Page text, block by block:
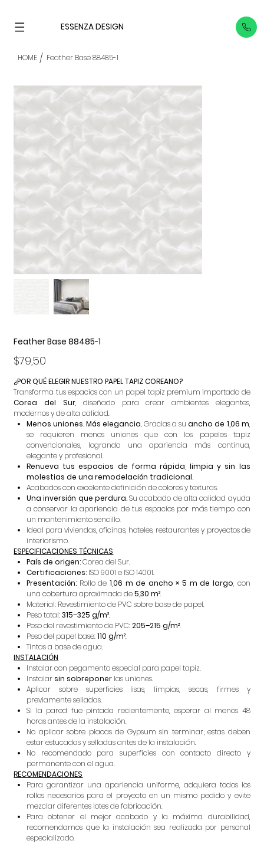
ESSENZA DESIGN
HOME / Feather Base 88485-1
Feather Base 88485-1
Precio
$79,50
¿POR QUÉ ELEGIR NUESTRO PAPEL TAPIZ COREANO?
Transforma tus espacios con un papel tapiz premium importado de
Corea del Sur, diseñado para crear ambientes elegantes,
modernos y de alta calidad.
Menos uniones. Más elegancia.Gracias a suancho de 1,06 m,
se requieren menos uniones que con los papeles tapiz
convencionales, logrando una apariencia más continua,
elegante y profesional.
Renueva tus espacios de forma rápida, limpia y sin las
molestias de una remodelación tradicional.
Acabados con excelente definición de colores y texturas.
Una inversión que perdura.Su acabado de alta calidad ayuda
a conservar la apariencia de tus espacios por más tiempo con
un mantenimiento sencillo.
Ideal para viviendas, oficinas, hoteles, restaurantes y proyectos de
interiorismo.
ESPECIFICACIONES TÉCNICAS
País de origen:Corea del Sur.
Certificaciones: ISO 9001 e ISO 14001.
Presentación: Rollo de 1,06 m de ancho × 5 m de largo, con
una cobertura aproximada de5,30 m².
Material: Revestimiento de PVC sobre base de papel.
Peso total:315–325 g/m².
Peso del revestimiento de PVC:205–215 g/m².
Peso del papel base:110 g/m².
Tintas a base de agua.
INSTALACIÓN
Instalar con pegamento especial para papel tapiz.
Instalar sin sobreponer las uniones.
Aplicar sobre superficies lisas, limpias, secas, firmes y
previamente selladas.
Si la pared fue pintada recientemente, esperar al menos 48
horas antes de la instalación.
No aplicar sobre placas de Gypsum sin terminar; estas deben
estar estucadas y selladas antes de la instalación.
No recomendado para superficies con contacto directo y
permanente con el agua.
RECOMENDACIONES
Para garantizar una apariencia uniforme, adquiera todos los
rollos necesarios para el proyecto en un mismo pedido y evite
mezclar diferentes lotes de fabricación.
Para obtener el mejor acabado y la máxima durabilidad,
recomendamos que la instalación sea realizada por personal
especializado.